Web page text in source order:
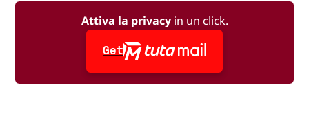
Attiva la privacyin un click.
Get